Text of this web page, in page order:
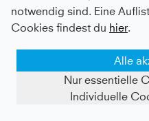
After Sale Service
MEMBER Programm
Botschafter:in werden
Content-Creator werden
Geschenkkarten kaufen
zum Checkout gehst
und
regelmäßige Informationen
Als Dankeschön erhältst
Gutschein für deine
Zahlungsmethoden
Datenschutz
Vertrag widerrufen
notwendig sind. Eine
Cookies findest du hier.
Alle
Nur essentielle
Individuelle